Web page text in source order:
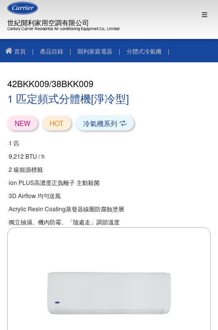
世紀開利家用空調有限公司
Century Carrier Residential Air-conditioning Equipment Co., Limited
首頁 | 產品目錄 | 開利家庭電器 | 分體式冷氣機 |
42BKK009/38BKK009
1 匹定頻式分體機[淨冷型]
NEW HOT 冷氣機系列
·1 匹
·9,212 BTU / h
·2 級能源標籤
·ion PLUS高濃度正負離子 主動殺菌
·3D Airflow 均勻送風
·Acrylic Resin Coating蒸發器線圏防腐蝕塗層
·獨立抽濕、機內防霉、「隨處走」調節溫度